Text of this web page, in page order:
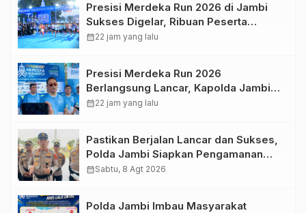
Presisi Merdeka Run 2026 di Jambi
Sukses Digelar, Ribuan Peserta
Ramaikan Event Nasional
calendar_month22 jam yang lalu
Presisi Merdeka Run 2026
Berlangsung Lancar, Kapolda Jambi
Ucapkan Terimakasih dan Apresiasi
calendar_month22 jam yang lalu
Pastikan Berjalan Lancar dan Sukses,
Polda Jambi Siapkan Pengamanan
Berlapis untuk 8.750 Pelari, 1.848
calendar_monthSabtu, 8 Agt 2026
Polda Jambi Imbau Masyarakat